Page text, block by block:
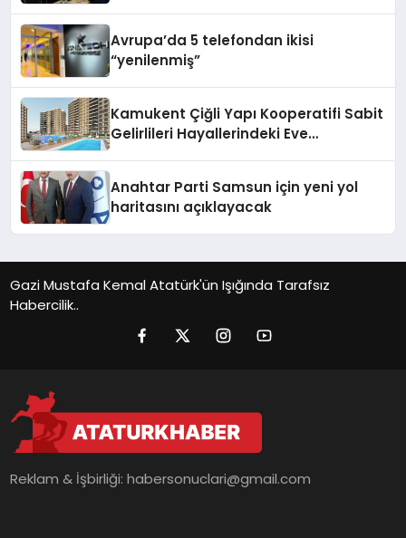
Avrupa’da 5 telefondan ikisi
“yenilenmiş”
Kamukent Çiğli Yapı Kooperatifi Sabit
Gelirlileri Hayallerindeki Eve
Anahtar Parti Samsun için yeni yol
haritasını açıklayacak
Gazi Mustafa Kemal Atatürk'ün Işığında Tarafsız
Habercilik..
Reklam & İşbirliği:habersonuclari@gmail.com